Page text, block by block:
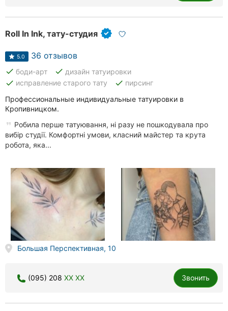
Roll In Ink, тату-студия
5.0 36 отзывов
done боди-арт done дизайн татуировки
done исправление старого тату done пирсинг
Профессиональные индивидуальные татуировки в
Кропивницком.
Робила перше татуювання, ні разу не пошкодувала про
вибір студії. Комфортні умови, класний майстер та крута
робота, яка...
Большая Перспективная, 10
(095) 208 XX XX Звонить